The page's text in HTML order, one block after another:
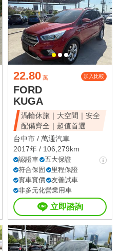
22.80 萬 加入比較
FORD
KUGA
渦輪休旅｜大空間｜安全
配備齊全｜超值首選
台中市 / 萬通汽車
2017年 / 106,279km
認證車
五大保證
符合保固
里程保證
實車實價
友善試車
非多元化營業用車
立即諮詢